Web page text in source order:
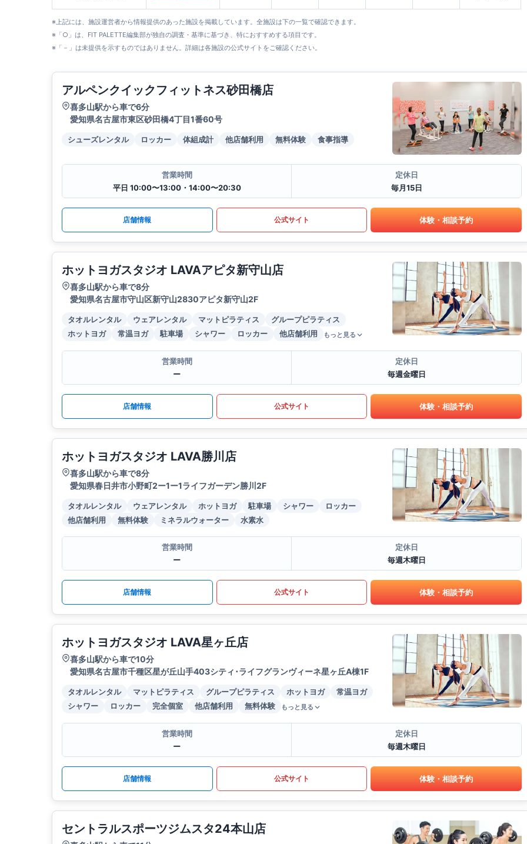
※上記には、施設運営者から情報提供のあった施設を掲載しています。全施設は下の一覧で確認できます。
※「○」は、FIT PALETTE編集部が独自の調査・基準に基づき、特におすすめする項目です。
※「－」は未提供を示すものではありません。詳細は各施設の公式サイトをご確認ください。
アルペンクイックフィットネス砂田橋店
喜多山駅から車で6分
愛知県名古屋市東区砂田橋4丁目1番60号
シューズレンタル ロッカー 体組成計 他店舗利用 無料体験 食事指導
営業時間
平日 10:00〜13:00・14:00〜20:30
定休日
毎月15日
店舗情報 公式サイト 体験・相談予約
ホットヨガスタジオ LAVAアピタ新守山店
喜多山駅から車で8分
愛知県名古屋市守山区新守山2830アピタ新守山2F
タオルレンタル ウェアレンタル マットピラティス
グループピラティス
ホットヨガ
常温ヨガ 駐車場 シャワー ロッカー 他店舗利用 もっと見る
営業時間
ー
定休日
毎週金曜日
店舗情報 公式サイト 体験・相談予約
ホットヨガスタジオ LAVA勝川店
喜多山駅から車で8分
愛知県春日井市小野町2ー1ー1ライフガーデン勝川2F
タオルレンタル ウェアレンタル ホットヨガ 駐車場 シャワー
ロッカー
他店舗利用
無料体験 ミネラルウォーター 水素水
営業時間
ー
定休日
毎週木曜日
店舗情報 公式サイト 体験・相談予約
ホットヨガスタジオ LAVA星ヶ丘店
喜多山駅から車で10分
愛知県名古屋市千種区星が丘山手403シティ･ライフグランヴィーネ星ヶ丘A棟1F
タオルレンタル マットピラティス グループピラティス ホットヨガ
常温ヨガ
シャワー
ロッカー 完全個室 他店舗利用 無料体験 もっと見る
営業時間
ー
定休日
毎週木曜日
店舗情報 公式サイト 体験・相談予約
セントラルスポーツジムスタ24本山店